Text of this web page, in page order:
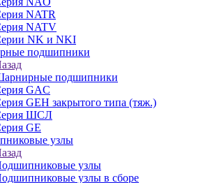
NATR
NATV
NK и NKI
подшипники
подшипники
GAC
GEH закрытого типа (тяж.)
ШСЛ
GE
узлы
узлы
узлы в сборе